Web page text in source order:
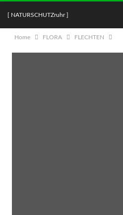
[ NATURSCHUTZruhr ]
Home FLORA FLECHTEN